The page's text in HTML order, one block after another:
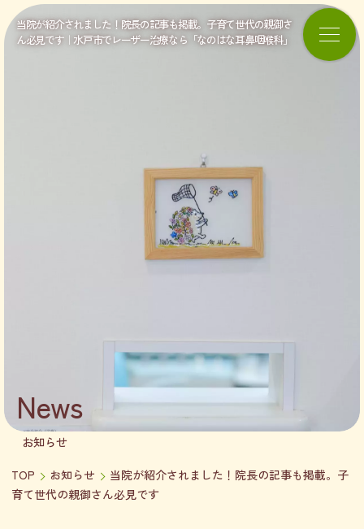
当院が紹介されました！院長の記事も掲載。子育て世代の親御さ
ん必見です｜水戸市でレーザー治療なら「なのはな耳鼻咽喉科」
News
お知らせ
TOP お知らせ
当院が紹介されました！院長の記事も掲載。子
育て世代の親御さん必見です